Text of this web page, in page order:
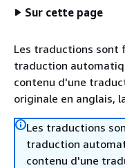
Sur cette page
Les traductions sont
traduction
contenu d'une
originale en anglais,
Les traductions
traduction
contenu d'une